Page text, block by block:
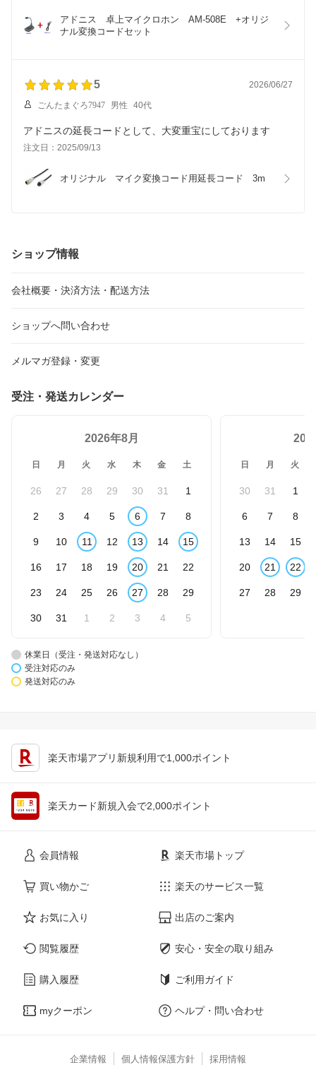
アドニス　卓上マイクロホン　AM-508E　+オリジ
ナル変換コードセット
5 2026/06/27
ごんたまぐろ7947 男性 40代
アドニスの延長コードとして、大変重宝にしております
注文日：2025/09/13
オリジナル　マイク変換コード用延長コード　3m
ショップ情報
会社概要・決済方法・配送方法
ショップへ問い合わせ
メルマガ登録・変更
受注・発送カレンダー
2026年8月
日 月 火 水 木 金 土
26 27 28 29 30 31 1
2 3 4 5 6 7 8
9 10 11 12 13 14 15
16 17 18 19 20 21 22
23 24 25 26 27 28 29
30 31 1 2 3 4 5
日 月 火
30 31 1
6 7 8
13 14 15
20 21 22
27 28 29
休業日（受注・発送対応なし）
受注対応のみ
発送対応のみ
楽天市場アプリ新規利用で1,000ポイント
楽天カード新規入会で2,000ポイント
会員情報
買い物かご
お気に入り
閲覧履歴
購入履歴
myクーポン
楽天市場トップ
楽天のサービス一覧
出店のご案内
安心・安全の取り組み
ご利用ガイド
ヘルプ・問い合わせ
企業情報 個人情報保護方針 採用情報